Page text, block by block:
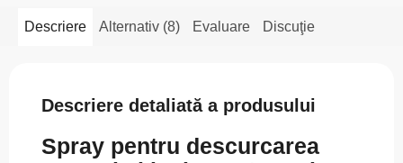
Descriere Alternativ (8) Evaluare Discuţie
Descriere detaliată a produsului
Spray pentru descurcarea